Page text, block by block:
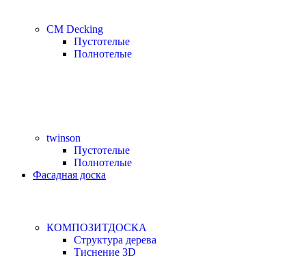
CM Decking
Пустотелые
Полнотелые
twinson
Пустотелые
Полнотелые
Фасадная доска
КОМПОЗИТДОСКА
Структура дерева
Тиснение 3D